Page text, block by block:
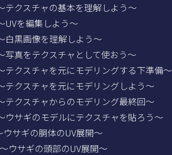
テクスチャの基本を理解しよう～
UVを編集しよう～
白黒画像を理解しよう～
写真をテクスチャとして使おう～
テクスチャを元にモデリングする下準備～
テクスチャを元にモデリングしよう～
テクスチャからのモデリング最終回～
ウサギのモデルにテクスチャを貼ろう～
サギの胴体のUV展開～
ウサギの頭部のUV展開～